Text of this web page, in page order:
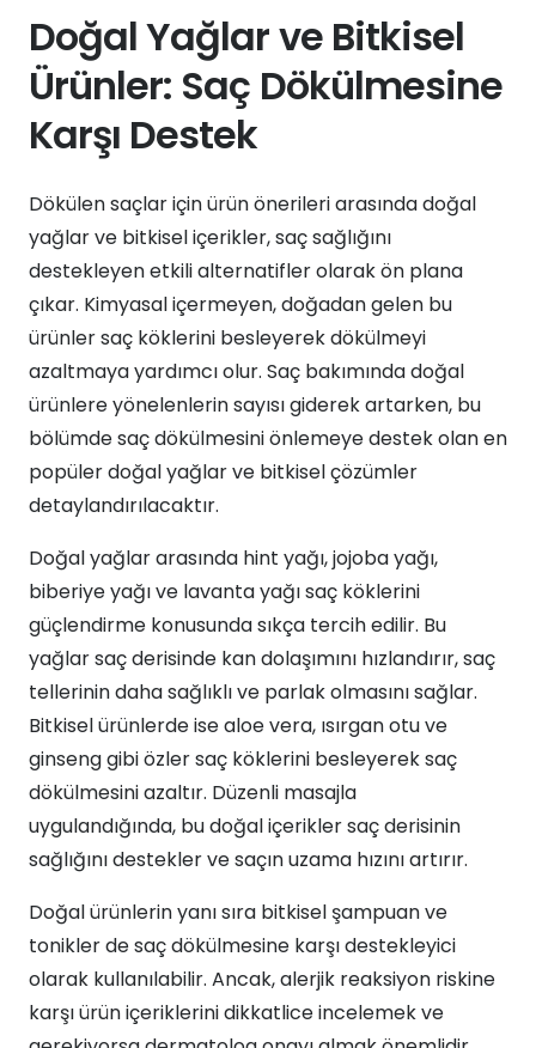
Doğal Yağlar ve Bitkisel
Ürünler: Saç Dökülmesine
Karşı Destek
Dökülen saçlar için ürün önerileri arasında doğal
yağlar ve bitkisel içerikler, saç sağlığını
destekleyen etkili alternatifler olarak ön plana
çıkar. Kimyasal içermeyen, doğadan gelen bu
ürünler saç köklerini besleyerek dökülmeyi
azaltmaya yardımcı olur. Saç bakımında doğal
ürünlere yönelenlerin sayısı giderek artarken, bu
bölümde saç dökülmesini önlemeye destek olan en
popüler doğal yağlar ve bitkisel çözümler
detaylandırılacaktır.
Doğal yağlar arasında hint yağı, jojoba yağı,
biberiye yağı ve lavanta yağı saç köklerini
güçlendirme konusunda sıkça tercih edilir. Bu
yağlar saç derisinde kan dolaşımını hızlandırır, saç
tellerinin daha sağlıklı ve parlak olmasını sağlar.
Bitkisel ürünlerde ise aloe vera, ısırgan otu ve
ginseng gibi özler saç köklerini besleyerek saç
dökülmesini azaltır. Düzenli masajla
uygulandığında, bu doğal içerikler saç derisinin
sağlığını destekler ve saçın uzama hızını artırır.
Doğal ürünlerin yanı sıra bitkisel şampuan ve
tonikler de saç dökülmesine karşı destekleyici
olarak kullanılabilir. Ancak, alerjik reaksiyon riskine
karşı ürün içeriklerini dikkatlice incelemek ve